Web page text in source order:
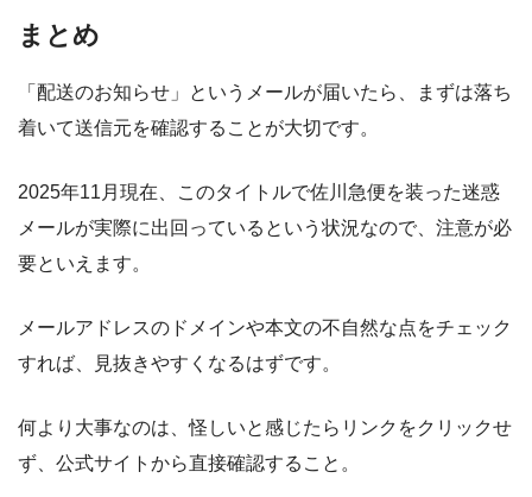
まとめ
「配送のお知らせ」というメールが届いたら、まずは落ち
着いて送信元を確認することが大切です。
2025年11月現在、このタイトルで佐川急便を装った迷惑
メールが実際に出回っているという状況なので、注意が必
要といえます。
メールアドレスのドメインや本文の不自然な点をチェック
すれば、見抜きやすくなるはずです。
何より大事なのは、怪しいと感じたらリンクをクリックせ
ず、公式サイトから直接確認すること。